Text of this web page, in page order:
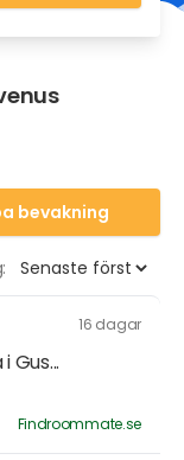
bevakning
16 dagar
Gus...
Findroommate.se